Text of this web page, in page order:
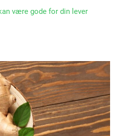
year
være gode for din lever